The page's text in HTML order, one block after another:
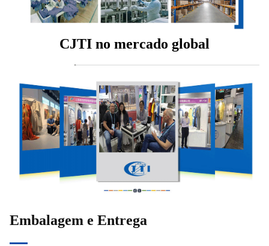
CJTI no mercado global
Embalagem e Entrega